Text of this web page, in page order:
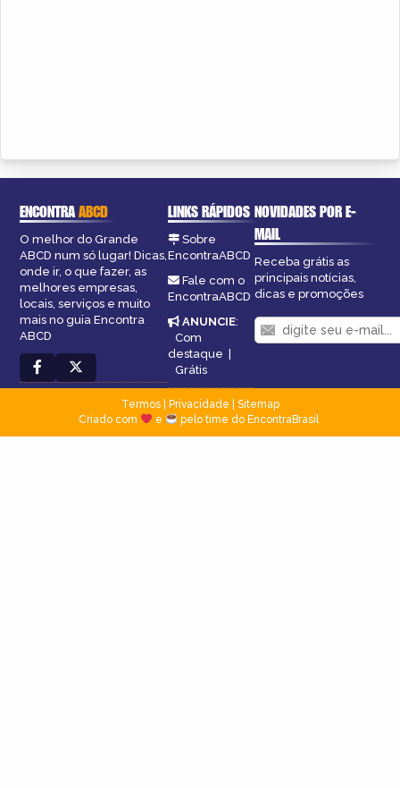
ENCONTRAABCD
O melhor do Grande
ABCD num só lugar! Dicas,
onde ir, o que fazer, as
melhores empresas,
locais, serviços e muito
mais no guia Encontra
ABCD
LINKS RÁPIDOS
Sobre
EncontraABCD
Fale com o
EncontraABCD
ANUNCIE:
Com
destaque |
Grátis
NOVIDADES POR E-
MAIL
Receba grátis as
principais notícias,
dicas e promoções
Termos| Privacidade
Sitemap
Criado com
e pelo time do EncontraBrasil